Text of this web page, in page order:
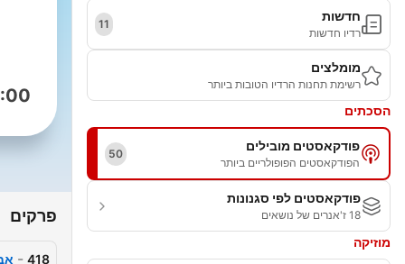
חדשות
רדיו חדשות
11
מומלצים
רשימת תחנות הרדיו הטובות ביותר
הסכתים
פודקאסטים מובילים
הפודקאסטים הפופולריים ביותר
50
פודקאסטים לפי סגנונות
18 ז'אנרים של נושאים
מוזיקה
פרקים
418
-